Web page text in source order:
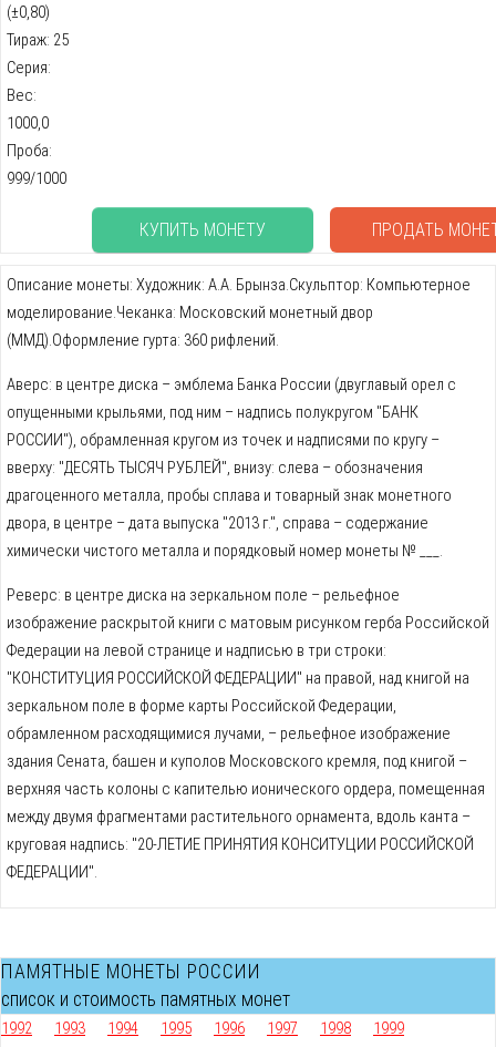
(±0,80)
Тираж: 25
Серия:
Вес:
1000,0
Проба:
999/1000
КУПИТЬ МОНЕТУ ПРОДАТЬ
Описание монеты: Художник: А.А. Брынза.Скульптор: Компьютерное
моделирование.Чеканка: Московский монетный двор
(ММД).Оформление гурта: 360 рифлений.
Аверс: в центре диска – эмблема Банка России (двуглавый орел с
опущенными крыльями, под ним – надпись полукругом "БАНК
РОССИИ"), обрамленная кругом из точек и надписями по кругу –
вверху: "ДЕСЯТЬ ТЫСЯЧ РУБЛЕЙ", внизу: слева – обозначения
драгоценного металла, пробы сплава и товарный знак монетного
двора, в центре – дата выпуска "2013 г.", справа – содержание
химически чистого металла и порядковый номер монеты № ___.
Реверс: в центре диска на зеркальном поле – рельефное
изображение раскрытой книги с матовым рисунком герба Российской
Федерации на левой странице и надписью в три строки:
"КОНСТИТУЦИЯ РОССИЙСКОЙ ФЕДЕРАЦИИ" на правой, над книгой на
зеркальном поле в форме карты Российской Федерации,
обрамленном расходящимися лучами, – рельефное изображение
здания Сената, башен и куполов Московского кремля, под книгой –
верхняя часть колоны с капителью ионического ордера, помещенная
между двумя фрагментами растительного орнамента, вдоль канта –
круговая надпись: "20-ЛЕТИЕ ПРИНЯТИЯ КОНСИТУЦИИ РОССИЙСКОЙ
ФЕДЕРАЦИИ".
ПАМЯТНЫЕ МОНЕТЫ РОССИИ
список и стоимость памятных монет
1992 1993 1994 1995 1996 1997 1998 1999